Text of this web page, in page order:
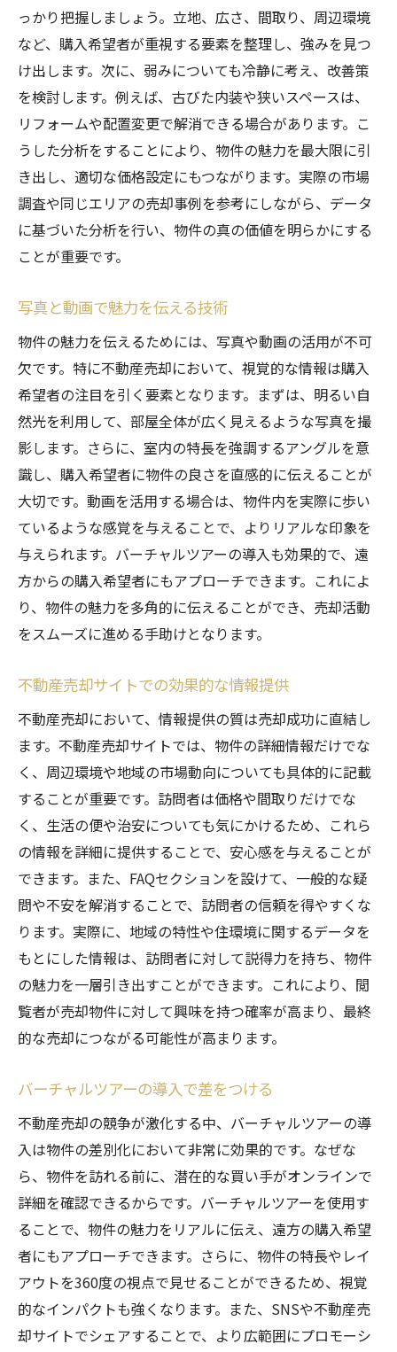
っかり把握しましょう。立地、広さ、間取り、周辺環境
など、購入希望者が重視する要素を整理し、強みを見つ
け出します。次に、弱みについても冷静に考え、改善策
を検討します。例えば、古びた内装や狭いスペースは、
リフォームや配置変更で解消できる場合があります。こ
うした分析をすることにより、物件の魅力を最大限に引
き出し、適切な価格設定にもつながります。実際の市場
調査や同じエリアの売却事例を参考にしながら、データ
に基づいた分析を行い、物件の真の価値を明らかにする
ことが重要です。
写真と動画で魅力を伝える技術
物件の魅力を伝えるためには、写真や動画の活用が不可
欠です。特に不動産売却において、視覚的な情報は購入
希望者の注目を引く要素となります。まずは、明るい自
然光を利用して、部屋全体が広く見えるような写真を撮
影します。さらに、室内の特長を強調するアングルを意
識し、購入希望者に物件の良さを直感的に伝えることが
大切です。動画を活用する場合は、物件内を実際に歩い
ているような感覚を与えることで、よりリアルな印象を
与えられます。バーチャルツアーの導入も効果的で、遠
方からの購入希望者にもアプローチできます。これによ
り、物件の魅力を多角的に伝えることができ、売却活動
をスムーズに進める手助けとなります。
不動産売却サイトでの効果的な情報提供
不動産売却において、情報提供の質は売却成功に直結し
ます。不動産売却サイトでは、物件の詳細情報だけでな
く、周辺環境や地域の市場動向についても具体的に記載
することが重要です。訪問者は価格や間取りだけでな
く、生活の便や治安についても気にかけるため、これら
の情報を詳細に提供することで、安心感を与えることが
できます。また、FAQセクションを設けて、一般的な疑
問や不安を解消することで、訪問者の信頼を得やすくな
ります。実際に、地域の特性や住環境に関するデータを
もとにした情報は、訪問者に対して説得力を持ち、物件
の魅力を一層引き出すことができます。これにより、閲
覧者が売却物件に対して興味を持つ確率が高まり、最終
的な売却につながる可能性が高まります。
バーチャルツアーの導入で差をつける
不動産売却の競争が激化する中、バーチャルツアーの導
入は物件の差別化において非常に効果的です。なぜな
ら、物件を訪れる前に、潜在的な買い手がオンラインで
詳細を確認できるからです。バーチャルツアーを使用す
ることで、物件の魅力をリアルに伝え、遠方の購入希望
者にもアプローチできます。さらに、物件の特長やレイ
アウトを360度の視点で見せることができるため、視覚
的なインパクトも強くなります。また、SNSや不動産売
却サイトでシェアすることで、より広範囲にプロモーシ